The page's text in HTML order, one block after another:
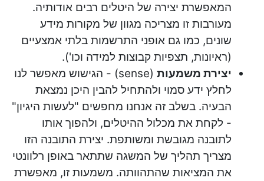
המאפשרת יצירה של היטלים רבים אודותיה.
מעורבות זו מצריכה מגוון של מקורות מידע
שונים, כמו גם אופני התרשמות בלתי אמצעיים
(ראיונות, תצפיות קבוצות למידה וכו').
יצירת משמעות
(sense) - הגישוש מאפשר לנו
לחלץ ידע סמוי ולהתחיל להבין היכן נמצאת
הבעיה. בשלב זה אנחנו מחפשים "לעשות היגיון"
- לקחת את מכלול ההיטלים, ולהפוך אותו
לתובנה מגובשת ומשותפת. יצירת התובנה הזו
מצריך תהליך של המשגה שתתאר באופן רלוונטי
את המציאות שהתהוותה. משמעות זו, מאפשרת